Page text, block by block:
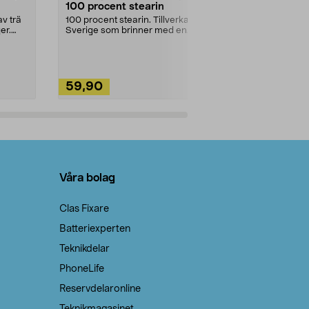
trä
100 procent stearin
100 procent stearin. Tillverkade i
Sverige som brinner med en
59,90
Våra bolag
Clas Fixare
Batteriexperten
Teknikdelar
PhoneLife
Reservdelaronline